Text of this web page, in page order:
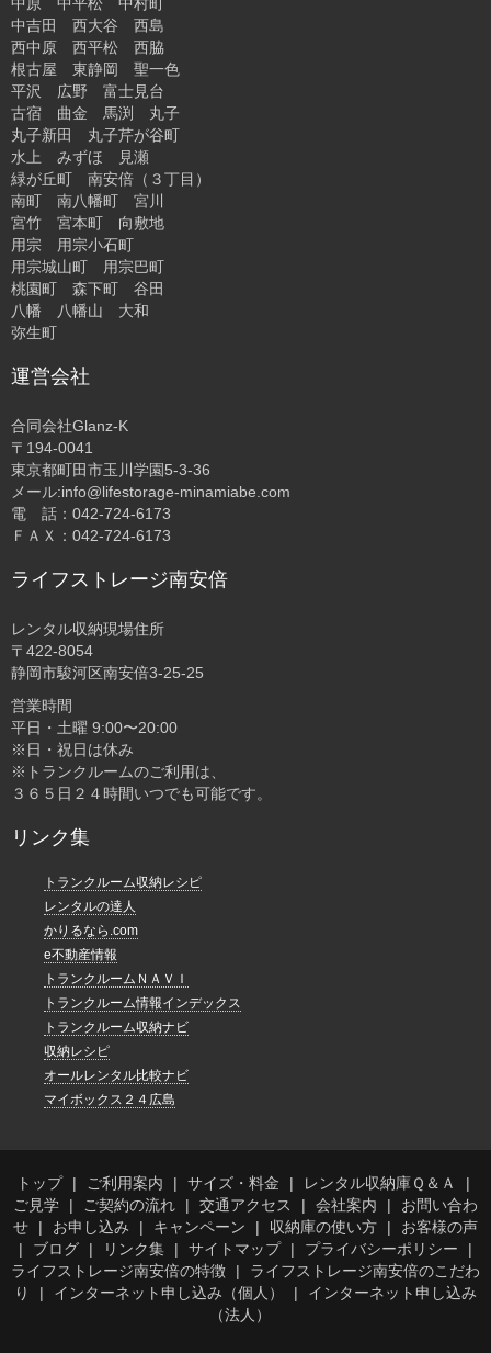
中吉田 西大谷 西島
西中原 西平松 西脇
根古屋 東静岡 聖一色
平沢 広野 富士見台
古宿 曲金 馬渕 丸子
丸子新田 丸子芹が谷町
水上 みずほ 見瀬
緑が丘町 南安倍（３丁目）
南町 南八幡町 宮川
宮竹 宮本町 向敷地
用宗 用宗小石町
用宗城山町 用宗巴町
桃園町 森下町 谷田
八幡 八幡山 大和
弥生町
運営会社
合同会社Glanz-K
〒194-0041
東京都町田市玉川学園5-3-36
メール:info@lifestorage-minamiabe.com
電 話：042-724-6173
ＦＡＸ：042-724-6173
ライフストレージ南安倍
レンタル収納現場住所
〒422-8054
静岡市駿河区南安倍3-25-25
営業時間
平日・土曜 9:00〜20:00
※日・祝日は休み
※トランクルームのご利用は、
３６５日２４時間いつでも可能です。
リンク集
トランクルーム収納レシピ
レンタルの達人
かりるなら.com
e不動産情報
トランクルームＮＡＶＩ
トランクルーム情報インデックス
トランクルーム収納ナビ
収納レシピ
オールレンタル比較ナビ
マイボックス２４広島
トップ ご利用案内 サイズ・料金
レンタル収納庫Ｑ＆Ａ
ご見学
ご契約の流れ 交通アクセス 会社案内
お問い合わ
せ
お申し込み キャンペーン 収納庫の使い方
お客様の声
ブログ
リンク集 サイトマップ
プライバシーポリシー
ライフストレージ南安倍の特徴
ライフストレージ南安倍のこだわ
り
インターネット申し込み（個人）
インターネット申し込み
（法人）